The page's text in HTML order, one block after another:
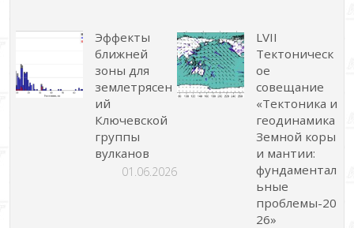
Эффекты
ближней
зоны для
землетрясен
ий
Ключевской
группы
вулканов
01.06.2026
LVII
Тектоническ
ое
совещание
«Тектоника и
геодинамика
Земной коры
и мантии:
фундаментал
ьные
проблемы-20
26»